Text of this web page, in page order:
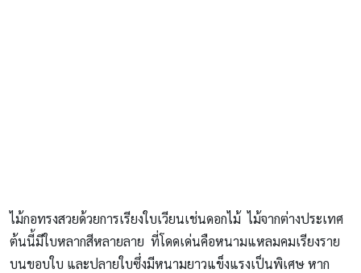
ไม้กอทรงสวยด้วยการเรียงใบเวียนเช่นดอกไม้ ไม้จากต่างประเทศ
ต้นนี้มีใบหลากสีหลายลาย ที่โดดเด่นคือหนามแหลมคมเรียงราย
บนขอบใบ และปลายใบซึ่งมีหนามยาวแข็งแรงเป็นพิเศษ หาก